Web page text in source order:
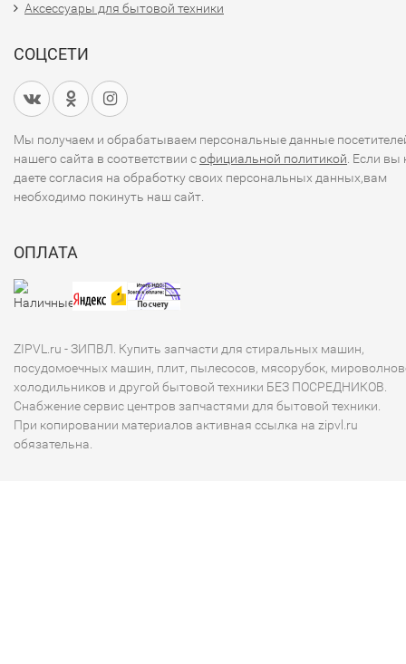
Аксессуары для бытовой техники
СОЦСЕТИ
Мы получаем и обрабатываем персональные данные
нашего сайта в соответствии софициальной политикой . Если вы
даете согласия на обработку своих персональных данных,вам
необходимо покинуть наш сайт.
ОПЛАТА
ZIPVL.ru - ЗИПВЛ. Купить запчасти для стиральных машин,
посудомоечных машин, плит, пылесосов, мясорубок,
холодильников и другой бытовой техники БЕЗ ПОСРЕДНИКОВ.
Снабжение сервис центров запчастями для бытовой техники.
При копировании материалов активная ссылка на zipvl.ru
обязательна.